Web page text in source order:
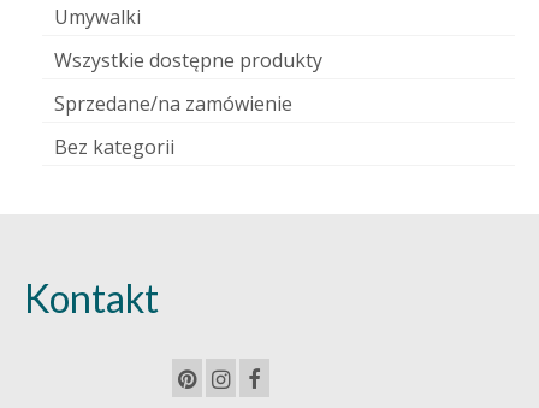
Umywalki
Wszystkie dostępne produkty
Sprzedane/na zamówienie
Bez kategorii
Kontakt